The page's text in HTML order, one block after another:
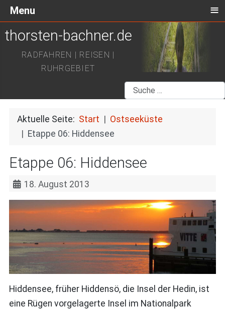
thorsten-bachner.de
RADFAHREN | REISEN |
RUHRGEBIET
Suchen
Aktuelle Seite: Start
Ostseeküste
Etappe 06: Hiddensee
Etappe 06: Hiddensee
18. August 2013
Hiddensee, früher Hiddensö, die Insel der Hedin, ist
eine Rügen vorgelagerte Insel im Nationalpark
Menu ≡